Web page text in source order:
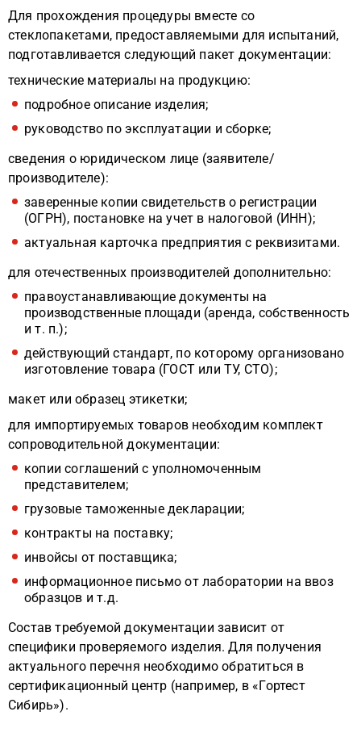
Для прохождения процедуры вместе со
стеклопакетами, предоставляемыми для испытаний,
подготавливается следующий пакет документации:
технические материалы на продукцию:
подробное описание изделия;
руководство по эксплуатации и сборке;
сведения о юридическом лице (заявителе/
производителе):
заверенные копии свидетельств о регистрации
(ОГРН), постановке на учет в налоговой (ИНН);
актуальная карточка предприятия с реквизитами.
для отечественных производителей дополнительно:
правоустанавливающие документы на
производственные площади (аренда, собственность
и т. п.);
действующий стандарт, по которому организовано
изготовление товара (ГОСТ или ТУ, СТО);
макет или образец этикетки;
для импортируемых товаров необходим комплект
сопроводительной документации:
копии соглашений с уполномоченным
представителем;
грузовые таможенные декларации;
контракты на поставку;
инвойсы от поставщика;
информационное письмо от лаборатории на ввоз
образцов и т.д.
Состав требуемой документации зависит от
специфики проверяемого изделия. Для получения
актуального перечня необходимо обратиться в
сертификационный центр (например, в «Гортест
Сибирь»).